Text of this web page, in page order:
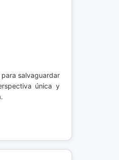
salvaguardar
única y